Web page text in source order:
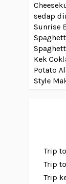
sedap
Sunrise
Kek
Potato
Style
Trip
Trip
Trip